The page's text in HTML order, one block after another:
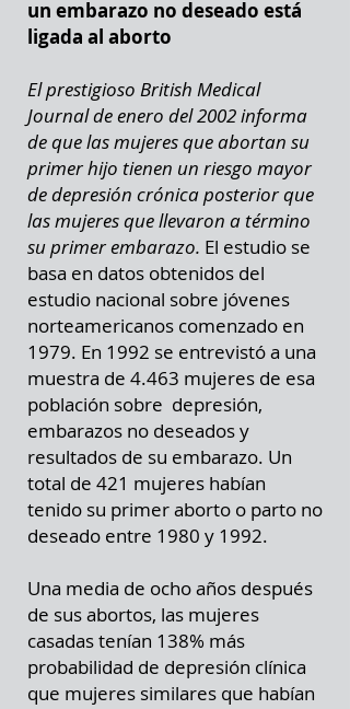
un embarazo no deseado está
ligada al aborto
El prestigioso British Medical
Journal de enero del 2002 informa
de que las mujeres que abortan su
primer hijo tienen un riesgo mayor
de depresión crónica posterior que
las mujeres que llevaron a término
su primer embarazo. El estudio se
basa en datos obtenidos del
estudio nacional sobre jóvenes
norteamericanos comenzado en
1979. En 1992 se entrevistó a una
muestra de 4.463 mujeres de esa
población sobre depresión,
embarazos no deseados y
resultados de su embarazo. Un
total de 421 mujeres habían
tenido su primer aborto o parto no
deseado entre 1980 y 1992.
Una media de ocho años después
de sus abortos, las mujeres
casadas tenían 138% más
probabilidad de depresión clínica
que mujeres similares que habían